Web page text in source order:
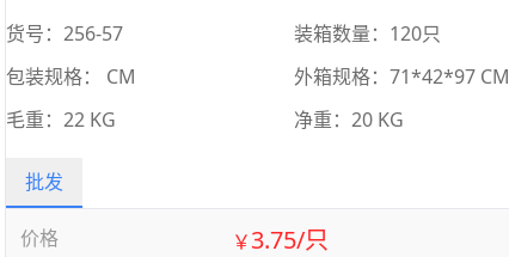
货号：256-57 装箱数量：120只
包装规格： CM
外箱规格：71*42*97 CM
毛重：22 KG
净重：20 KG
批发
价格
￥3.75/只